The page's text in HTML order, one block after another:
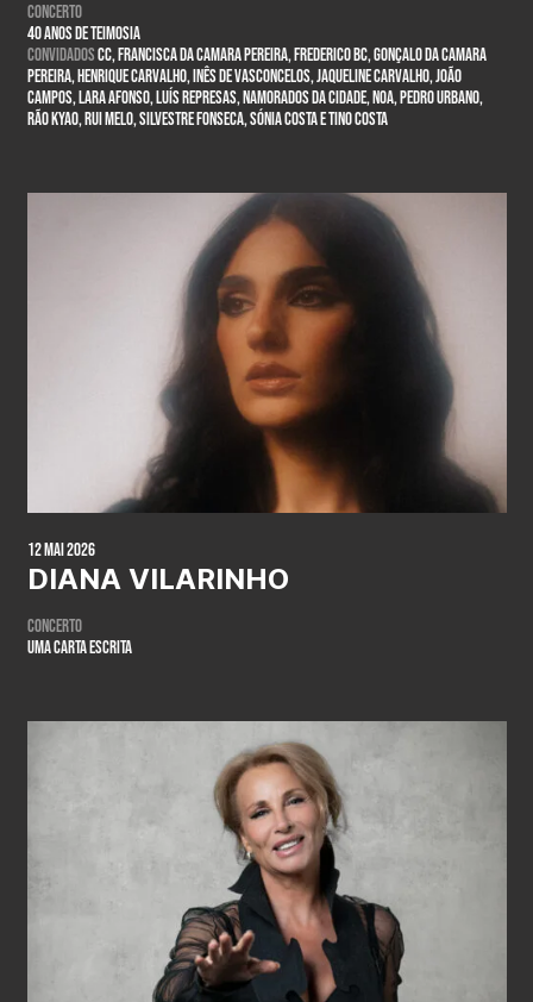
Concerto
40 anos de teimosia
ConvidadosCC, Francisca da Camara Pereira, Frederico BC, Gonçalo da Camara
Pereira, Henrique Carvalho, Inês de Vasconcelos, Jaqueline Carvalho, João
Campos, Lara Afonso, Luís Represas, Namorados da Cidade, Noa, Pedro Urbano,
Rão Kyao, Rui Melo, Silvestre Fonseca, Sónia Costa e Tino Costa
12 Mai 2026
DIANA VILARINHO
Concerto
Uma Carta Escrita